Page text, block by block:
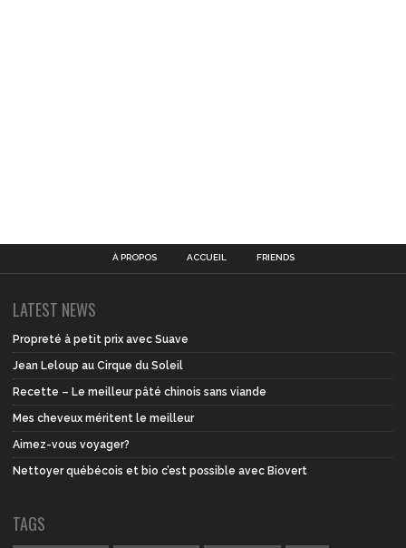
À PROPOS ACCUEIL FRIENDS
LATEST NEWS
Propreté à petit prix avec Suave
Jean Leloup au Cirque du Soleil
Recette – Le meilleur pâté chinois sans viande
Mes cheveux méritent le meilleur
Aimez-vous voyager?
Nettoyer québécois et bio c’est possible avec Biovert
TAGS